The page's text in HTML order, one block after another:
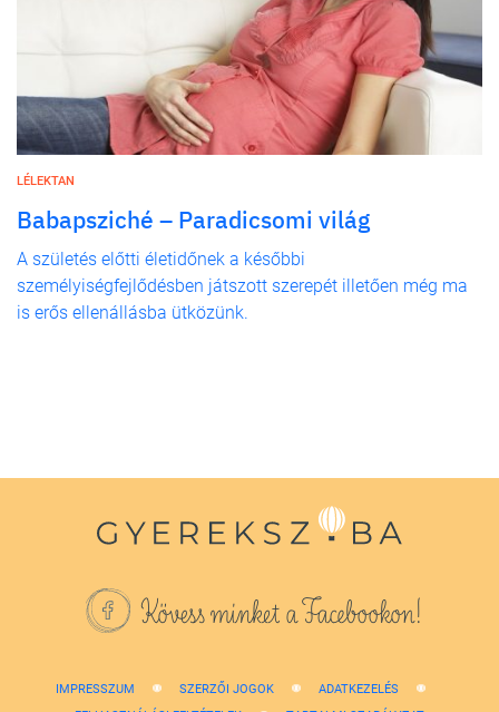
LÉLEKTAN
Babapsziché – Paradicsomi világ
A születés előtti életidőnek a későbbi
személyiségfejlődésben játszott szerepét illetően még ma
is erős ellenállásba ütközünk.
Kövess minket a Facebookon!
IMPRESSZUM SZERZŐI JOGOK
ADATKEZELÉS